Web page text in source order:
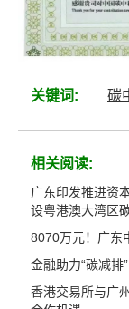
关键词: 碳
相关阅读:
广东印发推进资
设粤港澳大湾区
8070万元！广东
金融助力“碳减排
香港交易所与广